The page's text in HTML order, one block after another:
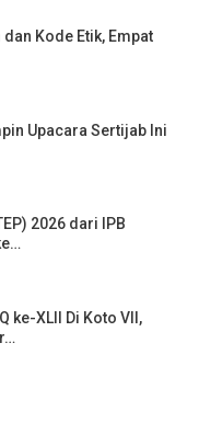
Kode Etik, Empat
Upacara Sertijab Ini
2026 dari IPB
ke-XLII Di Koto VII,